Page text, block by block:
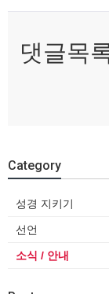
댓글목
Category
성경 지키기
선언
소식 / 안내